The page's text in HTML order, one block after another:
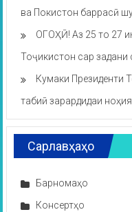
ва Покистон баррасӣ
ОГОҲӢ! Аз 25 то 27
Тоҷикистон сар
Кумаки Президенти
табиӣ зарардидаи
Сарлавҳаҳо
Барномаҳо
Консертҳо